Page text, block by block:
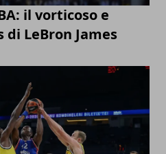
il vorticoso e
LeBron James